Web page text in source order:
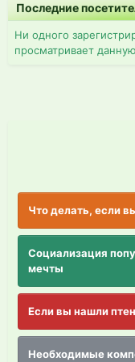
Последние
Ни одного
просматривает
Что делать, если
Социализация
мечты
Если вы нашли
Необходимые